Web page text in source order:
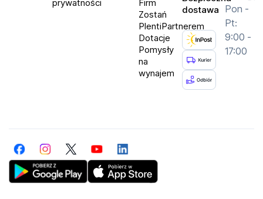
ShurePlus™ MOTIV.
Typ podłączenia: przewodowy
Odbiór dźwięku: kardioidalny (jednokierunkowy)
Złącze: USB, XLR, USB-C
Długość przewodu: 3m
Pasmo przenoszenia: 50 Hz - 16 kHz
Impedancja: 314 Ω
prywatności
Firm
Zostań
PlentiPartnerem
Dotacje
Pomysły
na
wynajem
dostawa
Pon -
Pt:
9:00 -
17:00
FacebookInstagramTwitterYouTubeLinkedIn